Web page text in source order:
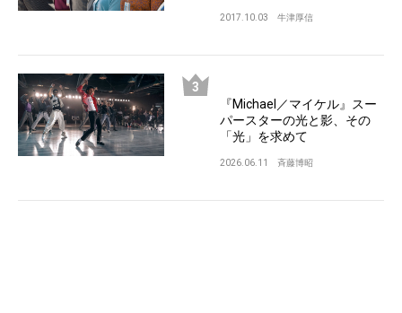
2017.10.03 牛津厚信
『Michael／マイケル』スー
パースターの光と影、その
「光」を求めて
2026.06.11 斉藤博昭